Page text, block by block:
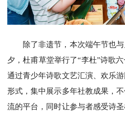
除了非遗节，本次端午节也
夕，杜甫草堂举行了“李杜”诗歌
通过青少年诗歌文艺汇演、欢乐
形式，集中展示多年社教成果，
流的平台，同时让参与者感受诗